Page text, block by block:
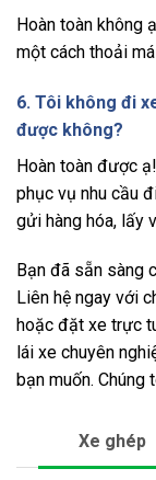
Hoàn toàn không
một cách thoải
6. Tôi không đi
được không?
Hoàn toàn được
phục vụ nhu cầu
gửi hàng hóa, lấy
Bạn đã sẵn sàng
Liên hệ ngay với
hoặc đặt xe trực
lái xe chuyên
bạn muốn.
Xe ghép